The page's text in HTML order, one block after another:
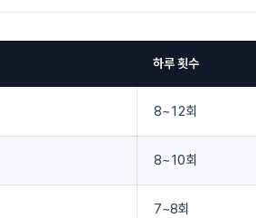
하루 횟수
8~12회
8~10회
7~8회